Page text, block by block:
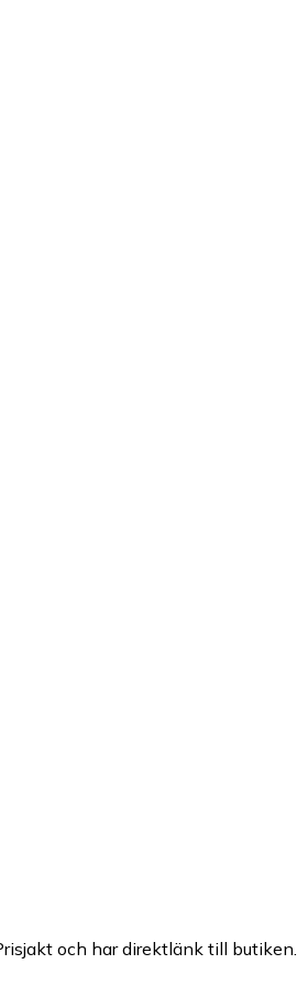
och har direktlänk till butiken.